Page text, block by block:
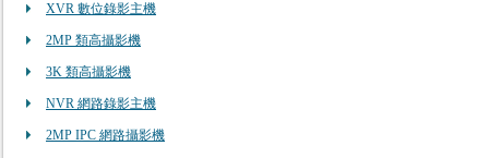
XVR 數位錄影主機
2MP 類高攝影機
3K 類高攝影機
NVR 網路錄影主機
2MP IPC 網路攝影機